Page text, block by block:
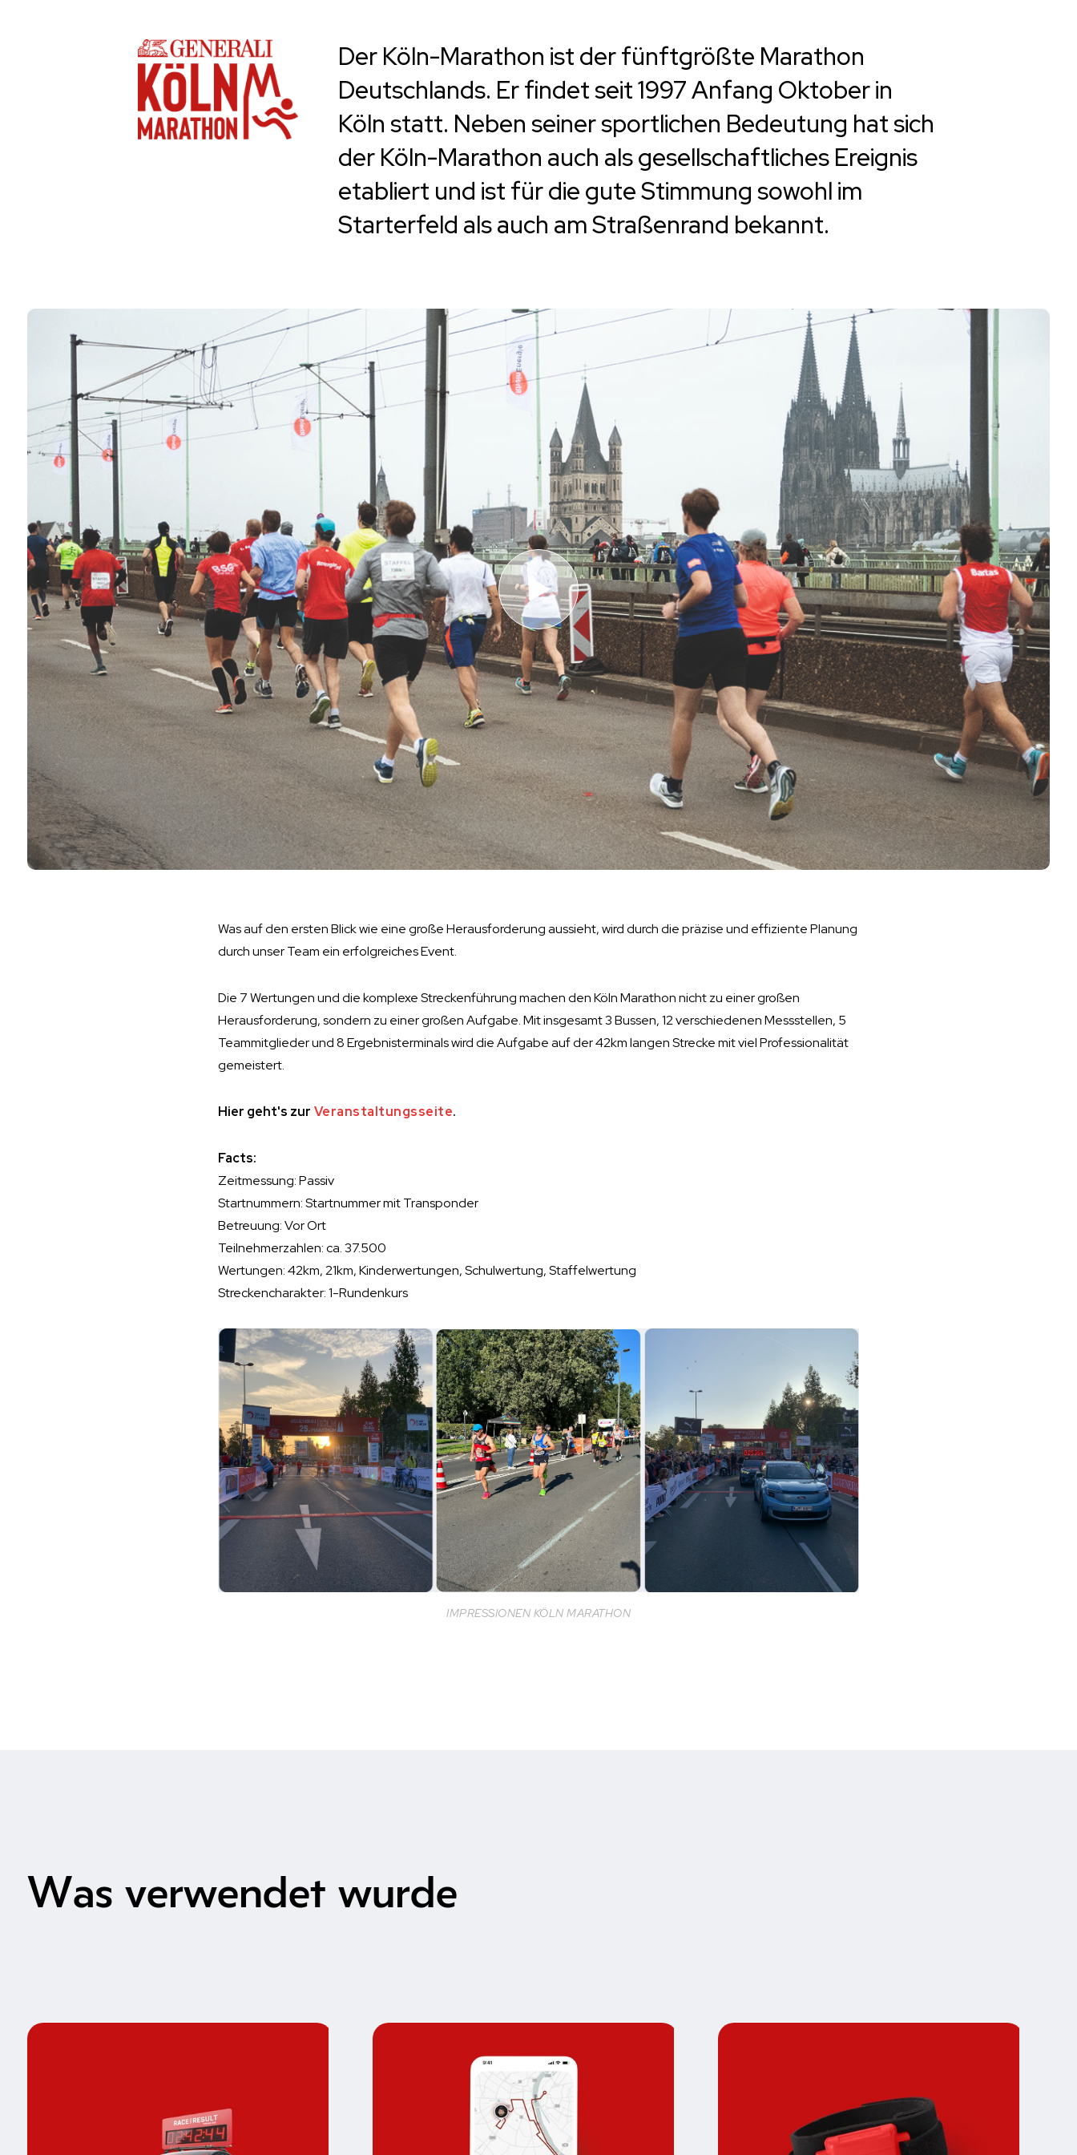
Der Köln-Marathon ist der fünftgrößte Marathon
Deutschlands. Er findet seit 1997 Anfang Oktober in
Köln statt. Neben seiner sportlichen Bedeutung hat sich
der Köln-Marathon auch als gesellschaftliches Ereignis
etabliert und ist für die gute Stimmung sowohl im
Starterfeld als auch am Straßenrand bekannt.
Was auf den ersten Blick wie eine große Herausforderung aussieht, wird durch die präzise und effiziente Planung
durch unser Team ein erfolgreiches Event.
Die 7 Wertungen und die komplexe Streckenführung machen den Köln Marathon nicht zu einer großen
Herausforderung, sondern zu einer großen Aufgabe. Mit insgesamt 3 Bussen, 12 verschiedenen Messstellen, 5
Teammitglieder und 8 Ergebnisterminals wird die Aufgabe auf der 42km langen Strecke mit viel Professionalität
gemeistert.
Hier geht's zur Veranstaltungsseite.
Facts:
Zeitmessung: Passiv
Startnummern: Startnummer mit Transponder
Betreuung: Vor Ort
Teilnehmerzahlen: ca. 37.500
Wertungen: 42km, 21km, Kinderwertungen, Schulwertung, Staffelwertung
Streckencharakter: 1-Rundenkurs
IMPRESSIONEN KÖLN MARATHON
Was verwendet wurde